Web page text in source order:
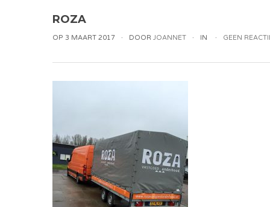
ROZA
OP 3 MAART 2017 DOOR JOANNET IN GEEN